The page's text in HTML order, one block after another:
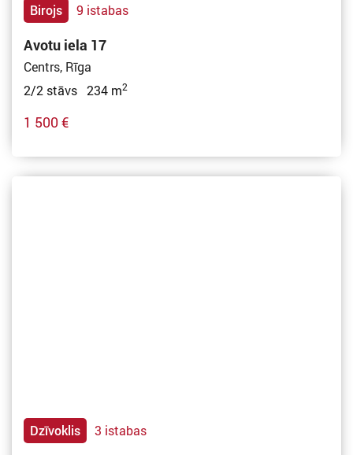
Birojs 9 istabas
Avotu iela 17
Centrs, Rīga
2/2 stāvs 234 m2
1 500 €
Dzīvoklis 3 istabas